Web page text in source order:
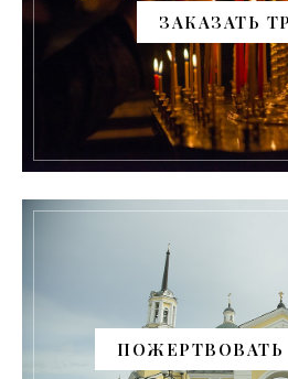
ЗАКАЗАТЬ
ПОЖЕРТВОВАТЬ